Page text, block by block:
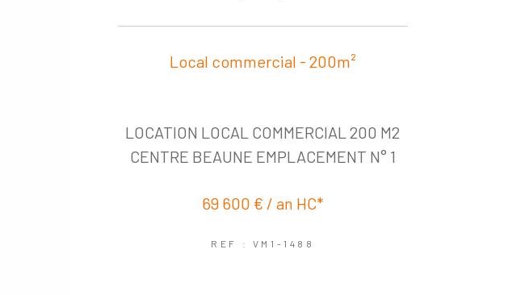
Local commercial - 200m²
LOCATION LOCAL COMMERCIAL 200 M2
CENTRE BEAUNE EMPLACEMENT N° 1
69 600 € / an HC*
REF : VM1-1488